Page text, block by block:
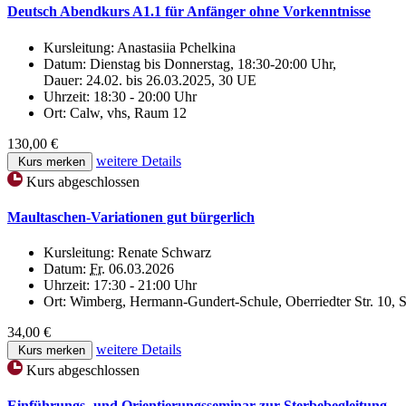
Deutsch Abendkurs A1.1 für Anfänger ohne Vorkenntnisse
Kursleitung: Anastasiia Pchelkina
Datum: Dienstag bis Donnerstag, 18:30-20:00 Uhr,
Dauer: 24.02. bis 26.03.2025, 30 UE
Uhrzeit: 18:30 - 20:00 Uhr
Ort: Calw, vhs, Raum 12
130,00 €
Kurs merken
weitere Details
Kurs abgeschlossen
Maultaschen-Variationen gut bürgerlich
Kursleitung: Renate Schwarz
Datum: Fr. 06.03.2026
Uhrzeit: 17:30 - 21:00 Uhr
Ort: Wimberg, Hermann-Gundert-Schule, Oberriedter Str. 10,
34,00 €
Kurs merken
weitere Details
Kurs abgeschlossen